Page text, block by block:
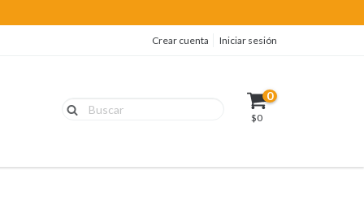
Crear cuenta Iniciar sesión
0
$0